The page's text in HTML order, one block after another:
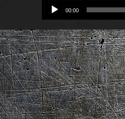
Audio-
Player
00:00